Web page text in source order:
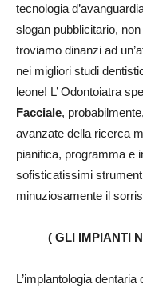
tecnologia
slogan pubblicitario,
troviamo dinanzi ad
nei migliori studi
leone! L’ Odontoiatra
Facciale,
avanzate della ricerca
pianifica, programma e
sofisticatissimi
minuziosamente il
( GLI IMPIANTI
L’implantologia